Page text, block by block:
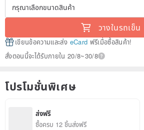
วางในรถเข็น
เขียนข้อความและส่ง eCard ฟรีเมื่อซื้อสินค้า!
สั่งตอนนี้จะได้รับภายใน 20/8~30/8
โปรโมชั่นพิเศษ
ส่งฟรี
ซื้อครบ 12 ชิ้นส่งฟรี